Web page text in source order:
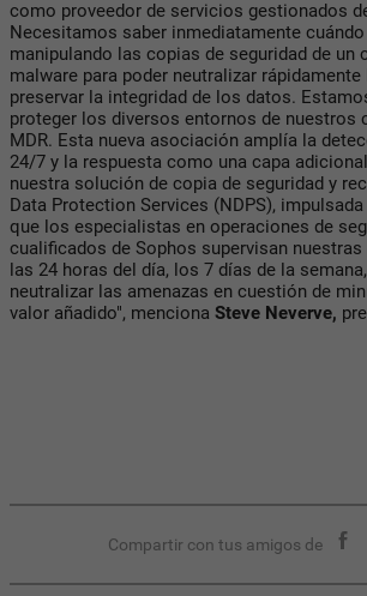
como proveedor de servicios gestionados
Necesitamos saber inmediatamente
manipulando las copias de seguridad de un
malware para poder neutralizar
preservar la integridad de los datos.
proteger los diversos entornos de nuestros
MDR. Esta nueva asociación amplía la
24/7 y la respuesta como una capa
nuestra solución de copia de seguridad y
Data Protection Services (NDPS),
que los especialistas en operaciones de
cualificados de Sophos supervisan
las 24 horas del día, los 7 días de la
neutralizar las amenazas en cuestión de
valor añadido", menciona Steve Neverve,
Compartir con tus amigos de